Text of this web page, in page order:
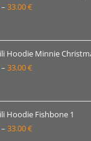
do
– 33.00€Raspon
19.00 €
do
Hoodie Minnie
– 33.00€Raspon
19.00 €
do
Hoodie Fishbone 1
– 33.00€Raspon